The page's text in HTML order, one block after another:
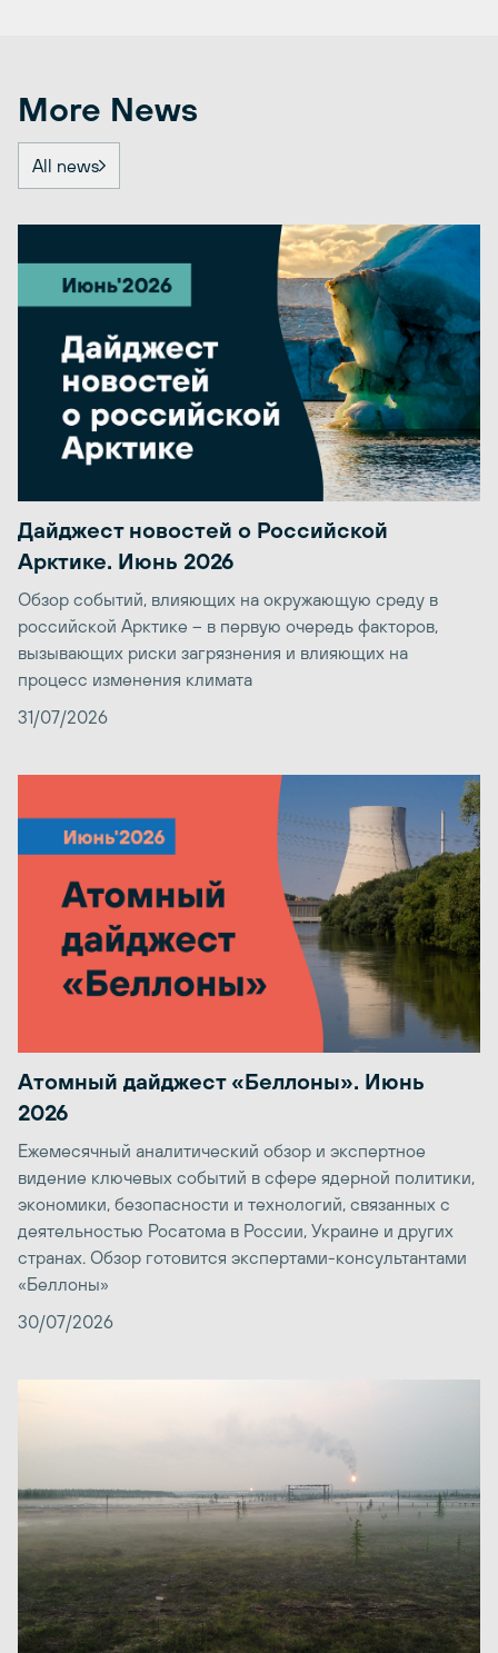
More News
All news
Дайджест новостей о Российской
Арктике. Июнь 2026
Обзор событий, влияющих на окружающую среду в
российской Арктике – в первую очередь факторов,
вызывающих риски загрязнения и влияющих на
процесс изменения климата
31/07/2026
Атомный дайджест «Беллоны». Июнь
2026
Ежемесячный аналитический обзор и экспертное
видение ключевых событий в сфере ядерной политики,
экономики, безопасности и технологий, связанных с
деятельностью Росатома в России, Украине и других
странах. Обзор готовится экспертами-консультантами
«Беллоны»
30/07/2026